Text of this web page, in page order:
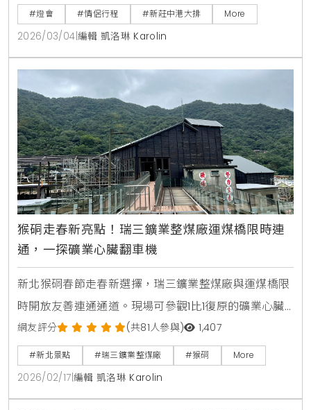
限量闖關活動，是新北春季必訪的原創生活風格景點。
#燈會 #情侶行程 #新莊中港大排 More
2026/03/04 編輯 凱洛琳 Karolin
猴硐走春新亮點！瑞三鑛業整煤廠運煤橋限時連
通，一探礦業心臟翻車機
新北猴硐春節走春新選擇，瑞三鑛業整煤廠與運煤橋限
時開放友善連通通道。現場可參觀1比1復原的礦業心臟
翻車機，近距離感受臺灣煤礦文化，是適合全家出遊的
低碳深度旅遊路線。
網友評分 (共81人參與) 1,407
#新北景點 #瑞三鑛業整煤廠 #猴硐 More
2026/02/17 編輯 凱洛琳 Karolin